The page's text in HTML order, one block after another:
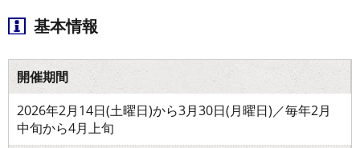
基本情報
開催期間
2026年2月14日(土曜日)から3月30日(月曜日)／毎年2月
中旬から4月上旬